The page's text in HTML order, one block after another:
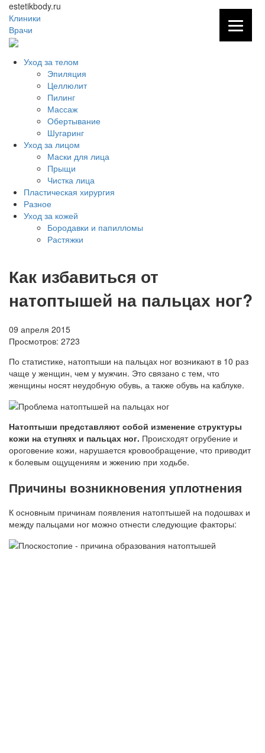
estetikbody.ru
Клиники
Врачи
Уход за телом
Эпиляция
Целлюлит
Пилинг
Массаж
Обертывание
Шугаринг
Уход за лицом
Маски для лица
Прыщи
Чистка лица
Пластическая хирургия
Разное
Уход за кожей
Бородавки и папилломы
Растяжки
Как избавиться от
натоптышей на пальцах ног?
09 апреля 2015
Просмотров: 2723
По статистике, натоптыши на пальцах ног возникают в 10 раз
чаще у женщин, чем у мужчин. Это связано с тем, что
женщины носят неудобную обувь, а также обувь на каблуке.
Натоптыши представляют собой изменение структуры
кожи на ступнях и пальцах ног. Происходят огрубение и
ороговение кожи, нарушается кровообращение, что приводит
к болевым ощущениям и жжению при ходьбе.
Причины возникновения уплотнения
К основным причинам появления натоптышей на подошвах и
между пальцами ног можно отнести следующие факторы: